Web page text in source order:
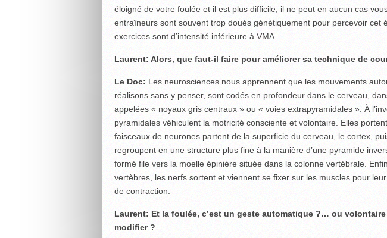
éloigné de votre foulée et il est plus difficile, il ne peut en aucun cas
entraîneurs sont souvent trop doués génétiquement pour percevoir cet
exercices sont d’intensité inférieure à VMA…
Laurent: Alors, que faut-il faire pour améliorer sa technique de
Le Doc: Les neurosciences nous apprennent que les mouvements
réalisons sans y penser, sont codés en profondeur dans le cerveau,
appelées « noyaux gris centraux » ou « voies extrapyramidales ». À
pyramidales véhiculent la motricité consciente et volontaire. Elles
faisceaux de neurones partent de la superficie du cerveau, le cortex,
regroupent en une structure plus fine à la manière d’une pyramide
formé file vers la moelle épinière située dans la colonne vertébrale.
vertèbres, les nerfs sortent et viennent se fixer sur les muscles pour
de contraction.
Laurent: Et la foulée, c’est un geste automatique ?… ou
modifier ?